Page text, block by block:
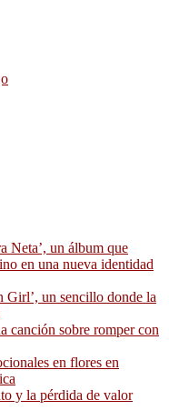
Neta’, un álbum que
en una nueva identidad
Girl’, un sencillo donde la
canción sobre romper con
en flores en
y la pérdida de valor